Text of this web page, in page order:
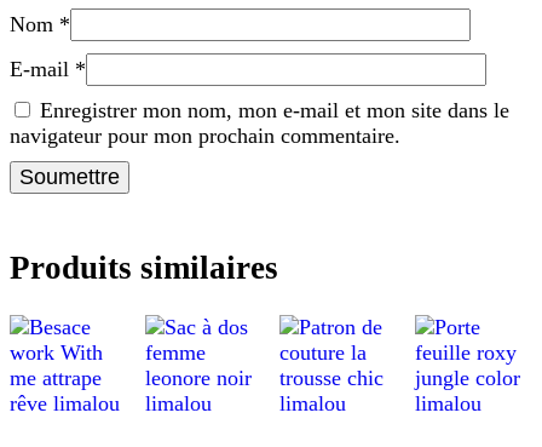
Nom *
E-mail *
Enregistrer mon nom, mon e-mail et mon site dans le
navigateur pour mon prochain commentaire.
Produits similaires